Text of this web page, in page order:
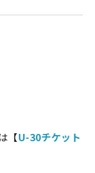
【U-30チケット